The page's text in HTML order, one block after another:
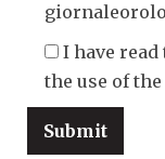
I have read
the use of